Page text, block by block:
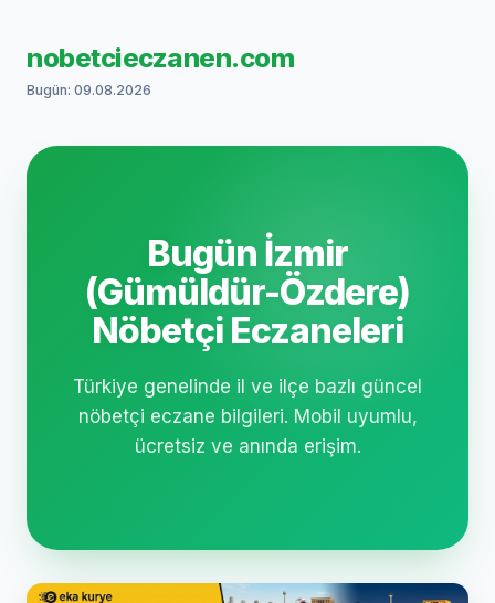
nobetcieczanen.com
Bugün: 09.08.2026
Bugün İzmir
(Gümüldür-Özdere)
Nöbetçi Eczaneleri
Türkiye genelinde il ve ilçe bazlı güncel
nöbetçi eczane bilgileri. Mobil uyumlu,
ücretsiz ve anında erişim.